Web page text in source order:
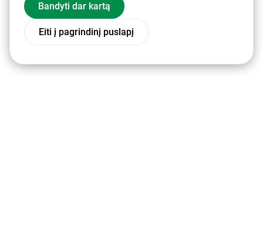
Bandyti dar kartą
Eiti į pagrindinį puslapį